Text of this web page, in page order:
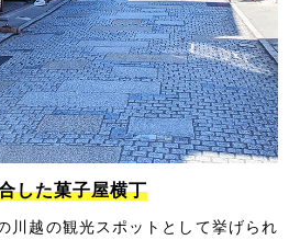
した菓子屋横丁
川越の観光スポットとして挙げられ